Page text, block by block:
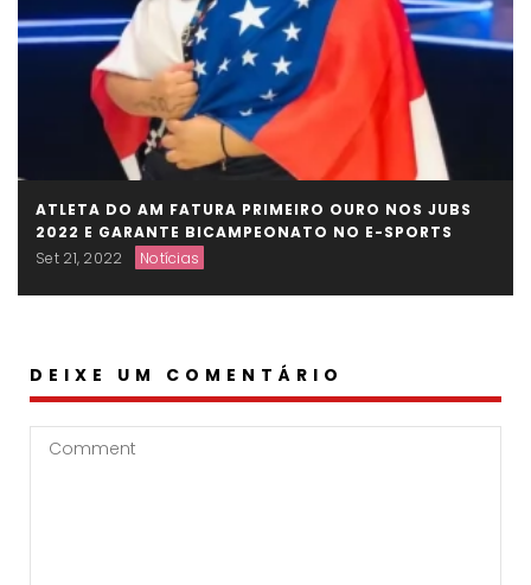
ATLETA DO AM FATURA PRIMEIRO OURO NOS JUBS
2022 E GARANTE BICAMPEONATO NO E-SPORTS
Set 21, 2022
Notícias
DEIXE UM COMENTÁRIO